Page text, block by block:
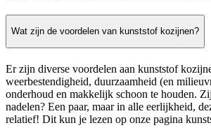
Wat zijn de voordelen van kunststof kozijnen?
Er zijn diverse voordelen aan kunststof
weerbestendigheid, duurzaamheid (en
onderhoud en makkelijk schoon te houden.
nadelen? Een paar, maar in alle eerlijkheid,
relatief! Dit kun je lezen op onze pagina